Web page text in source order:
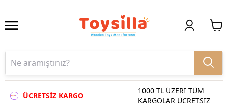
ÜCRETSİZ KARGO
1000 TL ÜZERİ TÜM
KARGOLAR ÜCRETSİZ